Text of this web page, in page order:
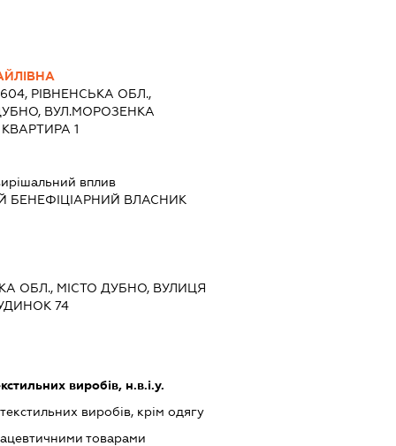
РІВНЕНСЬКА ОБЛ.,
ВУЛ.МОРОЗЕНКА
1
вплив
БЕНЕФІЦІАРНИЙ ВЛАСНИК
ОБЛ., МІСТО ДУБНО, ВУЛИЦЯ
74
виробів, н.в.і.у.
виробів, крім одягу
товарами